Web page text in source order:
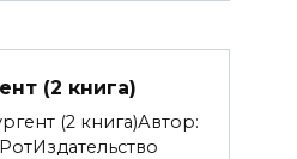
(2 книга)
(2 книга)Автор: